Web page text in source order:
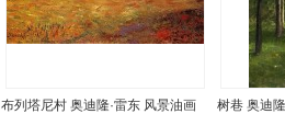
布列塔尼村 奥迪隆·雷东 风景油画 树巷 奥迪